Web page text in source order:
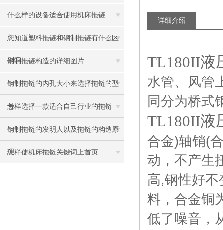
什么样的设备适合使用机床拖链
您知道塑料拖链和钢制拖链有什么区
别吗
钢制拖链构造的详细图片
钢制拖链的内孔大小来选择拖链的型
号
怎样选择一款适合自己行业的拖链
钢制拖链的发明人以及拖链的构造原
理
怎样使机床拖链关键词上首页
详细介绍
TL180II液
水管、风管
同分为桥式
TL180II液
合金)轴销(
动，不产生
高,钢性好不
料，合金铜
低了噪音，